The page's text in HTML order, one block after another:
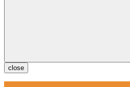
close